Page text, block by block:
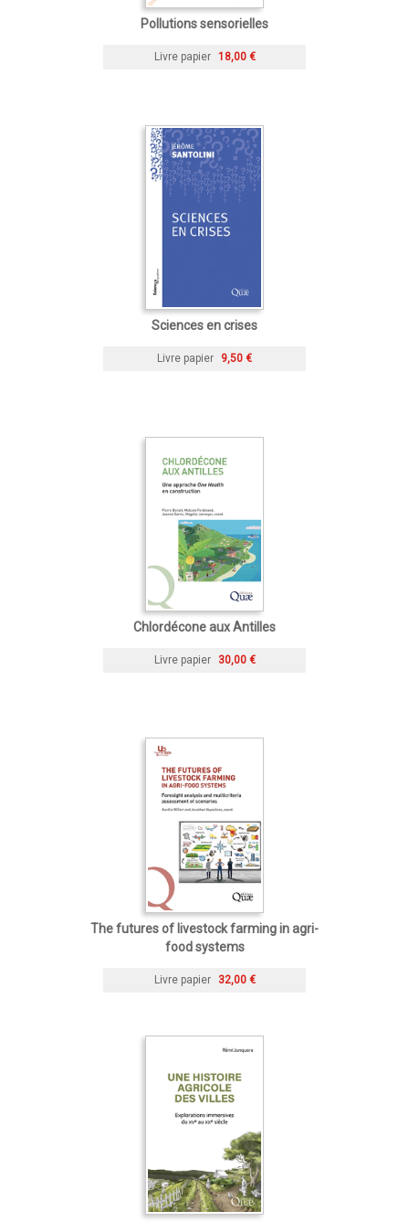
Pollutions sensorielles
Livre papier 18,00 €
Sciences en crises
Livre papier 9,50 €
Chlordécone aux Antilles
Livre papier 30,00 €
The futures of livestock farming in agri-
food systems
Livre papier 32,00 €